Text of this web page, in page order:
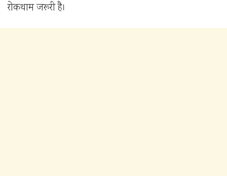
रोकथाम जरूरी है।